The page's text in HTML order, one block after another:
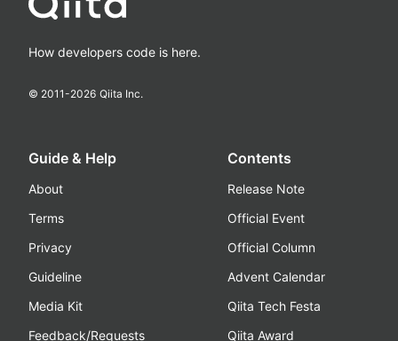
How developers code is here.
© 2011-2026 Qiita Inc.
Guide & Help
About
Terms
Privacy
Guideline
Media Kit
Feedback/Requests
Contents
Release Note
Official Event
Official Column
Advent Calendar
Qiita Tech Festa
Qiita Award